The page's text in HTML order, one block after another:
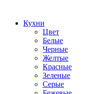
Кухни
Цвет
Белые
Черные
Желтые
Красные
Зеленые
Серые